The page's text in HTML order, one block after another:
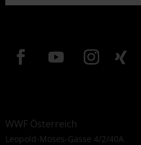
WWF Österreich
Leopold-Moses-Gasse 4/2/40A